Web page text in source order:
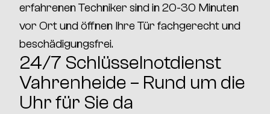
erfahrenen Techniker sind in20-30 Minuten
vor Ortund öffnen Ihre Tür fachgerecht und
beschädigungsfrei.
24/7 Schlüsselnotdienst
Vahrenheide – Rund um die
Uhr für Sie da